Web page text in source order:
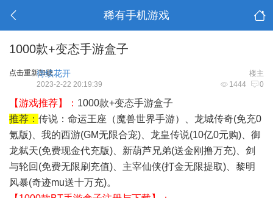
稀有手机游戏
1000款+变态手游盒子
点击重新加载 楼主
待续花开
1444 0
2023-2-22 20:19:39
【游戏推荐】： 1000款+变态手游盒子
推荐： 传说：命运王座（魔兽世界手游）、龙城传奇(免充0
氪版)、我的西游(GM无限合宠)、龙皇传说(10亿0元购)、御
龙弑天(免费现金代充版)、新葫芦兄弟(送金刚撸万充)、剑
与轮回(免费无限刷充值)、主宰仙侠(打金无限提取)、黎明
风暴(奇迹mu送十万充)。